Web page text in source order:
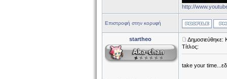
http://
Επιστροφή στην κορυφή
startheo
Δημοσιεύθηκε:
Τίτλος:
take your